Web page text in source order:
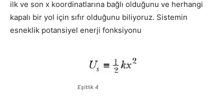
ilk ve son x koordinatlarına bağlı olduğunu ve herhangi
kapalı bir yol için sıfır olduğunu biliyoruz. Sistemin
esneklik potansiyel enerji fonksiyonu
Eşitlik 4